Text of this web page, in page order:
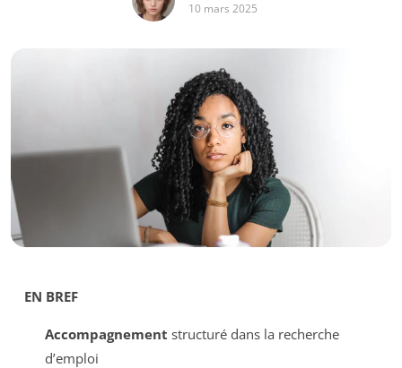
10 mars 2025
EN BREF
Accompagnement structuré dans la recherche
d’emploi